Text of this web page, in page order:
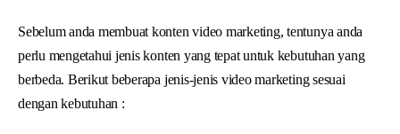
Sebelum anda membuat konten video marketing, tentunya anda
perlu mengetahui jenis konten yang tepat untuk kebutuhan yang
berbeda. Berikut beberapa jenis-jenis video marketing sesuai
dengan kebutuhan :